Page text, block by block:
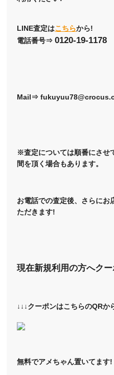
LINE査定はこちらから!
電話番号⇒0120-19-1178
Mail⇒
※査定については順番にさせ
間を頂く場合もあります。
お電話での査定後、さらにお
ただきます!
現在新規利用の方へク
↓↓↓クーポンはこちらのQRか
無料でアメちゃん置いてます!